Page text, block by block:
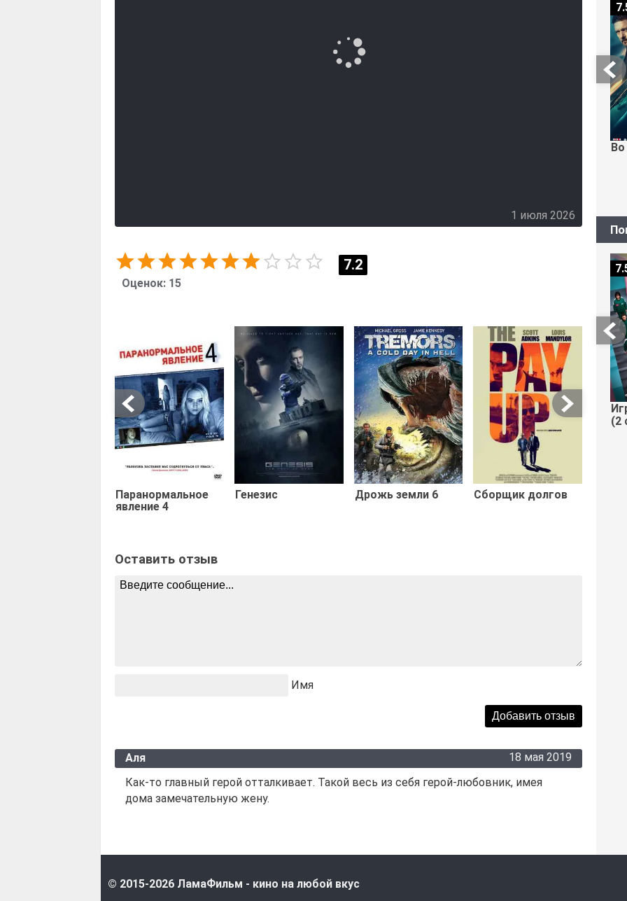
1 июля 2026
7.2
Оценок: 15
Паранормальное
явление 4
Генезис Дрожь земли 6 Сборщик долгов
Оставить отзыв
Имя
Аля
18 мая 2019
Как-то главный герой отталкивает. Такой весь из себя герой-любовник, имея
дома замечательную жену.
Во
(2
© 2015-2026 ЛамаФильм - кино на любой вкус